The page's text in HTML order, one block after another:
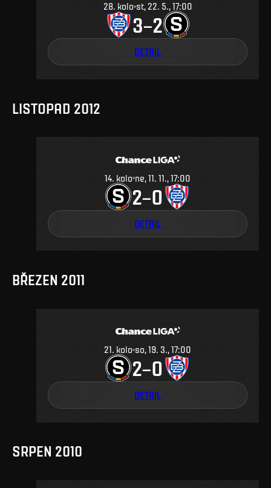
28. kolo st, 22. 5., 17:00
3–2
DETAIL
LISTOPAD 2012
14. kolo ne, 11. 11., 17:00
2–0
DETAIL
BŘEZEN 2011
21. kolo so, 19. 3., 17:00
2–0
DETAIL
SRPEN 2010